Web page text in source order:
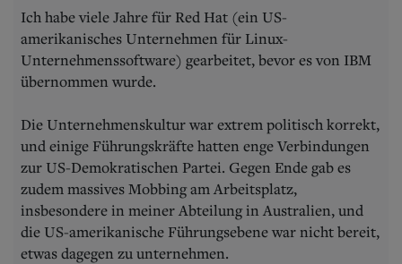
Ich habe viele Jahre für Red Hat (ein US-
amerikanisches Unternehmen für Linux-
Unternehmenssoftware) gearbeitet, bevor es von IBM
übernommen wurde.
Die Unternehmenskultur war extrem politisch korrekt,
und einige Führungskräfte hatten enge Verbindungen
zur US-Demokratischen Partei. Gegen Ende gab es
zudem massives Mobbing am Arbeitsplatz,
insbesondere in meiner Abteilung in Australien, und
die US-amerikanische Führungsebene war nicht bereit,
etwas dagegen zu unternehmen.